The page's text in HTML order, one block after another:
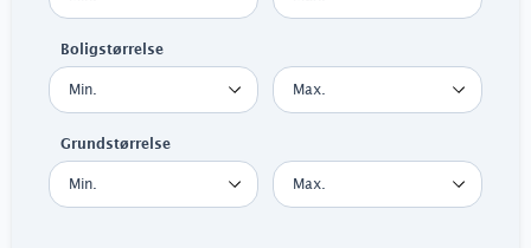
Boligstørrelse
Grundstørrelse